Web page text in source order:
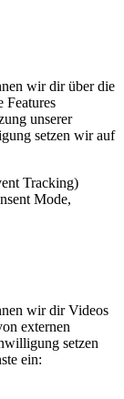
wir dir über die
Features
unserer
setzen wir auf
Tracking)
Mode,
wir dir Videos
externen
setzen
ein: